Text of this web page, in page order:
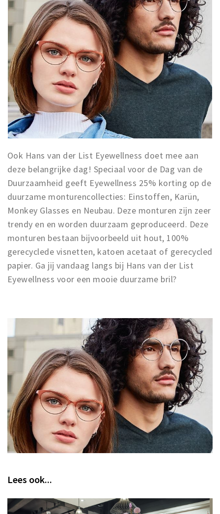
Ook Hans van der List Eyewellness doet mee aan
deze belangrijke dag! Speciaal voor de Dag van de
Duurzaamheid geeft Eyewellness 25% korting op de
duurzame monturencollecties: Einstoffen, Karün,
Monkey Glasses en Neubau. Deze monturen zijn zeer
trendy en en worden duurzaam geproduceerd. Deze
monturen bestaan bijvoorbeeld uit hout, 100%
gerecyclede visnetten, katoen acetaat of gerecycled
papier. Ga jij vandaag langs bij Hans van der List
Eyewellness voor een mooie duurzame bril?
Lees ook...